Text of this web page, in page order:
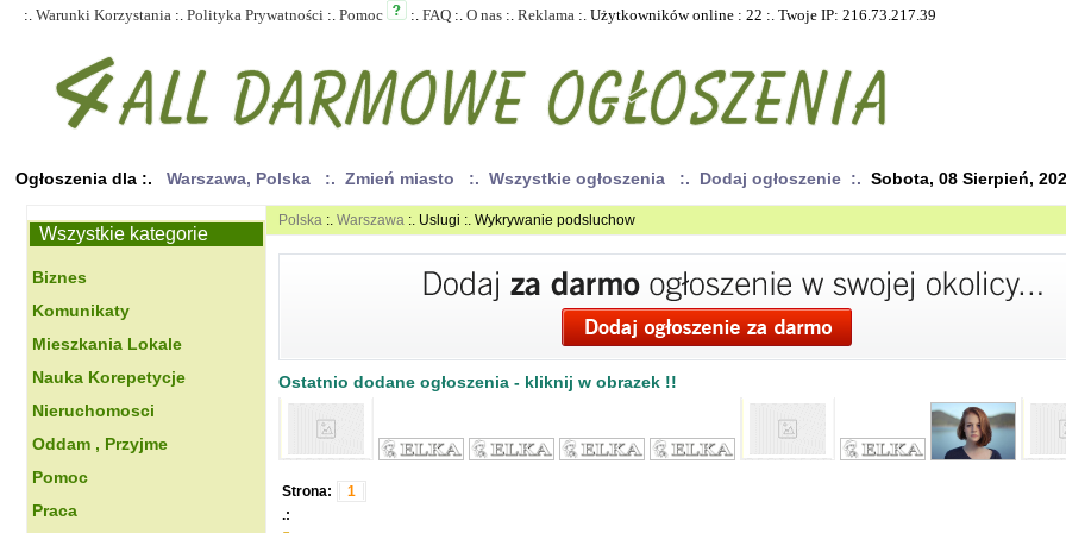
:. Warunki Korzystania :. Polityka Prywatności :. Pomoc :. FAQ :. O nas :. Reklama :. Użytkowników online : 22 :. Twoje IP: 216.73.217.39
Ogłoszenia dla :.Warszawa, Polska :. Zmień miasto :. Wszystkie ogłoszenia :. Dodaj ogłoszenie :. Sobota, 08 Sierpień,
Wszystkie kategorie
Biznes
Komunikaty
Mieszkania Lokale
Nauka Korepetycje
Nieruchomosci
Oddam , Przyjme
Pomoc
Praca
Polska :. Warszawa :. Uslugi :. Wykrywanie podsluchow
Ostatnio dodane ogłoszenia - kliknij w obrazek !!
Strona:
1
.: